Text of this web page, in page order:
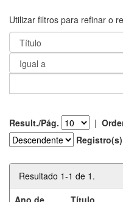
Utilizar filtros para refinar o
Result./Pág. |
Registro(s)
Resultado 1-1 de 1.
Ano de
Título